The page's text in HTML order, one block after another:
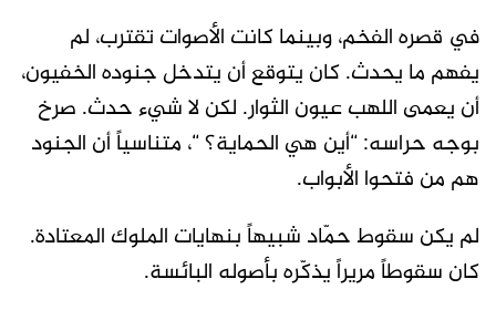
في قصره الفخم، وبينما كانت الأصوات تقترب، لم
يفهم ما يحدث. كان يتوقع أن يتدخل جنوده الخفيون،
أن يعمى اللهب عيون الثوار. لكن لا شيء حدث. صرخ
بوجه حراسه: “أين هي الحماية؟ “، متناسياً أن الجنود
هم من فتحوا الأبواب.
لم يكن سقوط حمّاد شبيهاً بنهايات الملوك المعتادة.
كان سقوطاً مريراً يذكّره بأصوله البائسة.